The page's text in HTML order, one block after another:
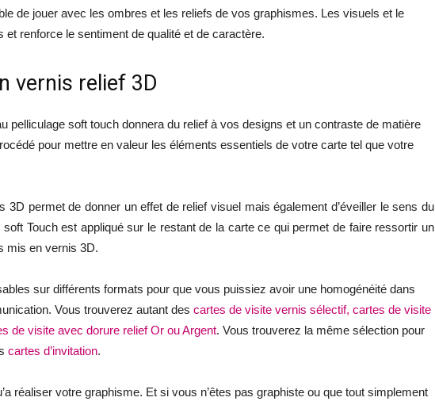
de jouer avec les ombres et les reliefs de vos graphismes. Les visuels et le
et renforce le sentiment de qualité et de caractère.
vernis relief 3D
pelliculage soft touch donnera du relief à vos designs et un contraste de matière
pour mettre en valeur les éléments essentiels de votre carte tel que votre
3D permet de donner un effet de relief visuel mais également d’éveiller le sens du
soft Touch est appliqué sur le restant de la carte ce qui permet de faire ressortir un
mis en vernis 3D.
sur différents formats pour que vous puissiez avoir une homogénéité dans
Vous trouverez autant des cartes de visite vernis sélectif, cartes de visite
de visite avec dorure relief Or ou Argent. Vous trouverez la même sélection pour
cartes d’invitation.
réaliser votre graphisme. Et si vous n’êtes pas graphiste ou que tout simplement